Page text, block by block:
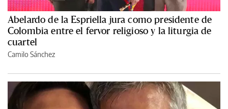
Abelardo de la Espriella jura como presidente de
Colombia entre el fervor religioso y la liturgia de
cuartel
Camilo Sánchez